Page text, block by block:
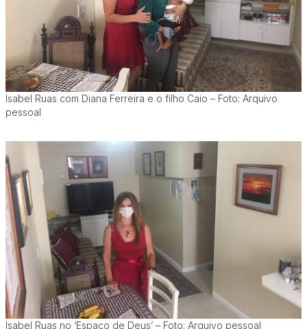
Isabel Ruas com Diana Ferreira e o filho Caio – Foto: Arquivo
pessoal
Isabel Ruas no ‘Espaço de Deus’ – Foto: Arquivo pessoal